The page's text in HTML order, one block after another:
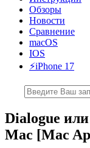
Обзоры
Новости
Сравнение
macOS
IOS
⚡️iPhone 17
Dialogue
Mac [Mac